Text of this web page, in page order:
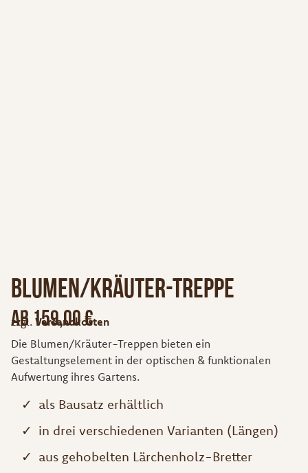
Blumen/Kräuter-Treppe
ab159,00€
zzgl. Versandkosten
Die Blumen/Kräuter-Treppen bieten ein
Gestaltungselement in der optischen & funktionalen
Aufwertung ihres Gartens.
als Bausatz erhältlich
in drei verschiedenen Varianten (Längen)
aus gehobelten Lärchenholz-Bretter